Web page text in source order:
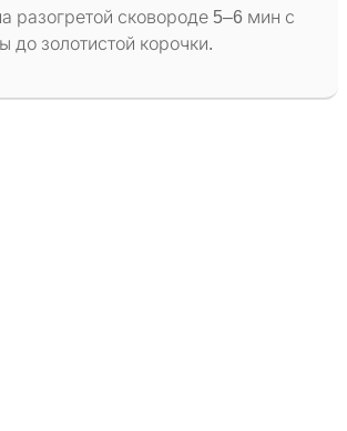
разогретой сковороде 5–6 мин с
до золотистой корочки.